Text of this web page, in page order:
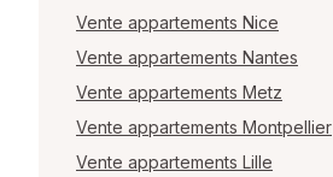
Vente appartements Nice
Vente appartements Nantes
Vente appartements Metz
Vente appartements Montpellier
Vente appartements Lille